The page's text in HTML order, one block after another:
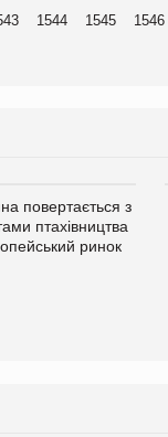
1544 1545 1546
повертається з
птахівництва
ринок